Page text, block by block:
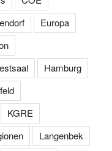
Europa
Hamburg
KGRE
Langenbek